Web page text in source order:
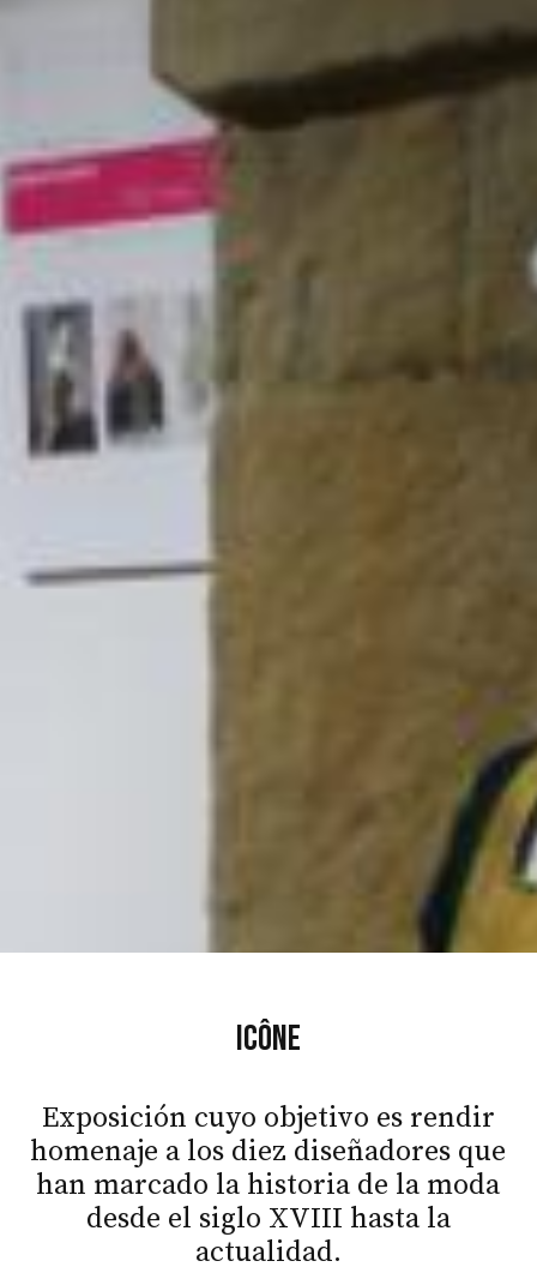
Icône
Exposición cuyo objetivo es rendir
homenaje a los diez diseñadores que
han marcado la historia de la moda
desde el siglo XVIII hasta la
actualidad.